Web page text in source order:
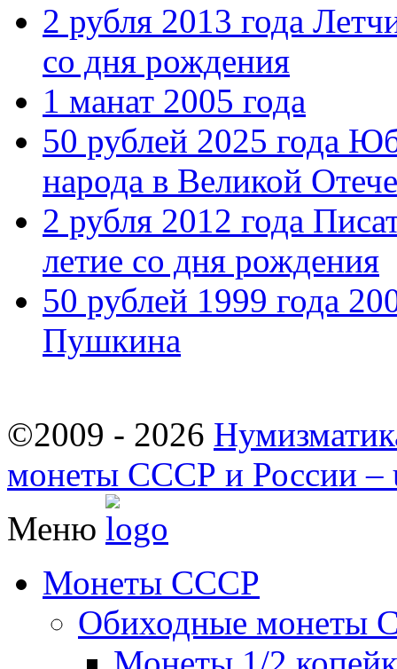
2 рубля 2013 года
со дня рождения
1 манат 2005 года
50 рублей 2025 года
народа в Великой
2 рубля 2012 года
летие со дня рождения
50 рублей 1999 года
Пушкина
©2009 - 2026
монеты СССР и России –
Меню
Монеты СССР
Обиходные монеты